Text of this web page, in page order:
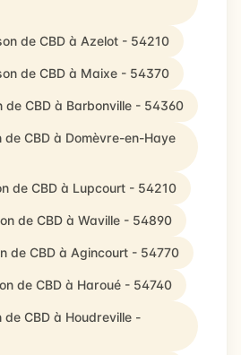
de CBD à Azelot - 54210
de CBD à Maixe - 54370
de CBD à Barbonville - 54360
CBD à Domèvre-en-Haye
de CBD à Lupcourt - 54210
de CBD à Waville - 54890
de CBD à Agincourt - 54770
de CBD à Haroué - 54740
CBD à Houdreville -